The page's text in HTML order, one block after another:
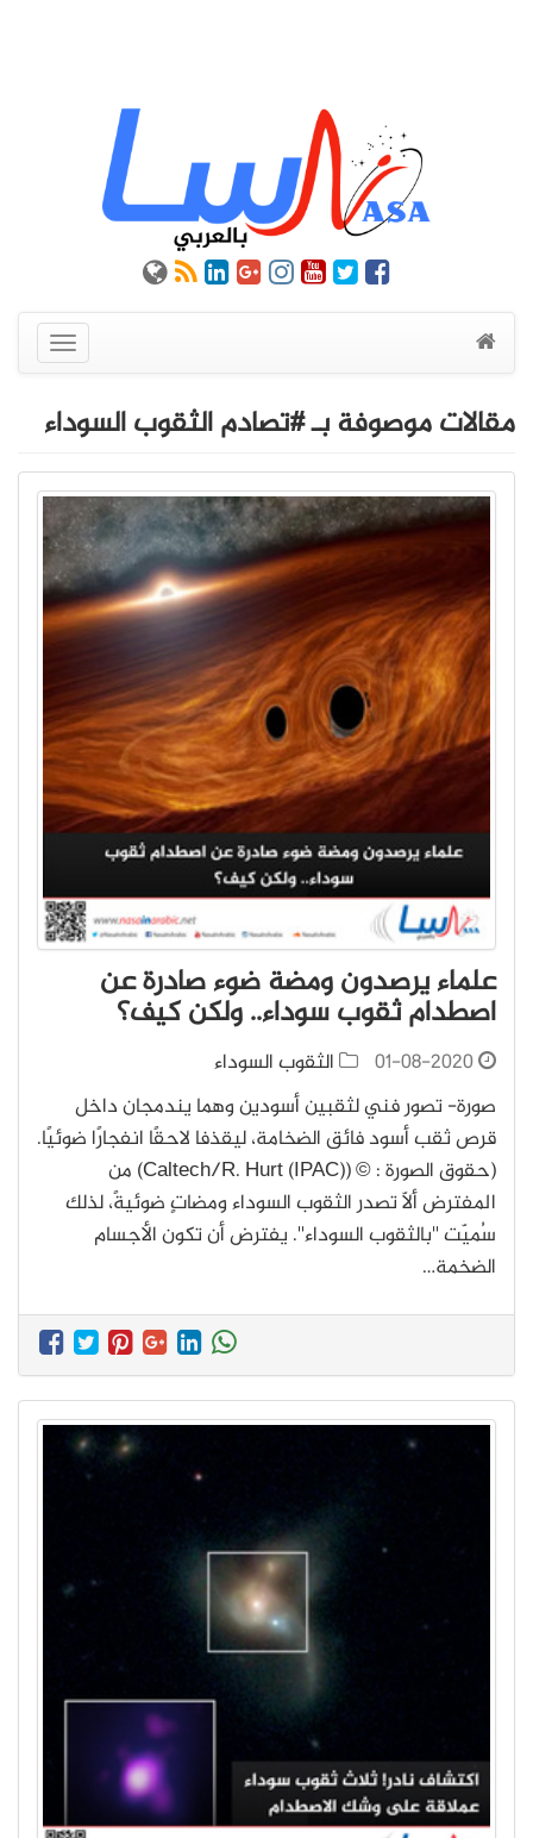
عرض
القائمة
مقالات موصوفة بـ #تصادم الثقوب السوداء
علماء يرصدون ومضة ضوء صادرة عن
اصطدام ثقوب سوداء.. ولكن كيف؟
01-08-2020
الثقوب السوداء
صورة- تصور فني لثقبين أسودين وهما يندمجان داخل
قرص ثقب أسود فائق الضخامة، ليقذفا لاحقًا انفجارًا ضوئيًا.
(حقوق الصورة : © (Caltech/R. Hurt (IPAC)) من
المفترض ألّا تصدر الثقوب السوداء ومضاتٍ ضوئيةً، لذلك
سُميّت ''بالثقوب السوداء''. يفترض أن تكون الأجسام
الضخمة…